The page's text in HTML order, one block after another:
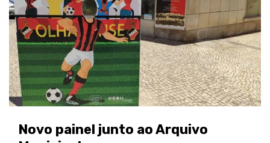
Novo painel junto ao Arquivo